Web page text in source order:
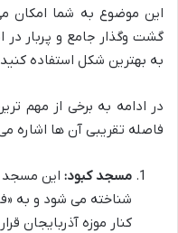
این موضوع به شما امکان
گشت وگذار جامع و پربار در
به بهترین شکل استفاده
در ادامه به برخی از مهم
فاصله تقریبی آن ها اشاره
مسجد کبود: این مسجد
شناخته می شود و به